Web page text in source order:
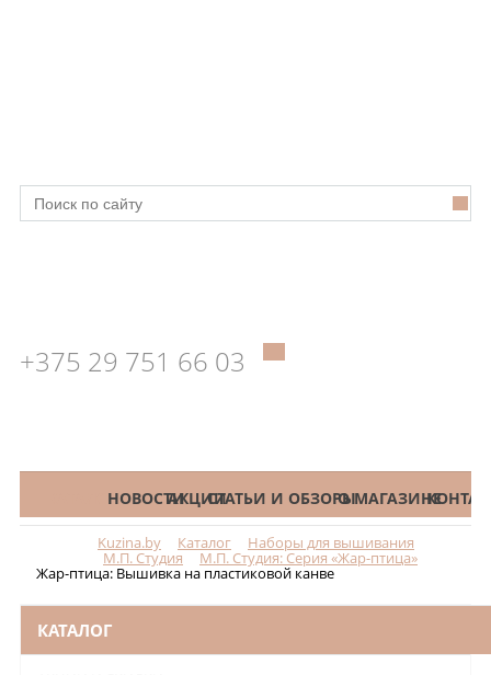
+375 29 751 66 03
КАТАЛОГНОВОСТИАКЦИИСТАТЬИ И ОБЗОРЫО МАГАЗИНЕ
Kuzina.by Каталог Наборы для вышивания
М.П. Студия М.П. Студия: Серия «Жар-птица»
Жар-птица: Вышивка на пластиковой канве
КАТАЛОГ